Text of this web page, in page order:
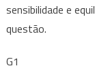
sensibilidade e
questão.
G1